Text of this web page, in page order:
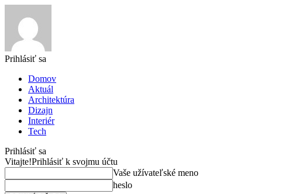
Prihlásiť sa
Domov
Aktuál
Architektúra
Dizajn
Interiér
Tech
Prihlásiť sa
Vitajte!Prihlásiť k svojmu účtu
Vaše užívateľské meno
heslo